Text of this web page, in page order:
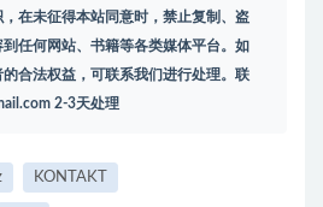
在未征得本站同意时，禁止复制、盗
任何网站、书籍等各类媒体平台。如
合法权益，可联系我们进行处理。联
2-3天处理
KONTAKT